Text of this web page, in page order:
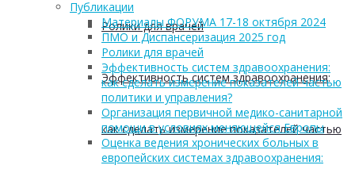
Ролики для врачей
Эффективность систем здравоохранения:
как сделать измерение показателей частью
Публикации
Материалы ФОРУМА 17-18 октября 2024
ПМО и Диспансеризация 2025 год
Ролики для врачей
Эффективность систем здравоохранения:
как сделать измерение показателей частью
политики и управления?
Организация первичной медико-санитарной
помощи в условиях меняющейся Европы
Оценка ведения хронических больных в
европейских системах здравоохранения: